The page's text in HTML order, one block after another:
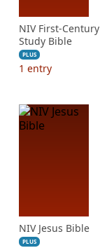
NIV First-Century
Study Bible
PLUS
1 entry
NIV Jesus Bible
PLUS